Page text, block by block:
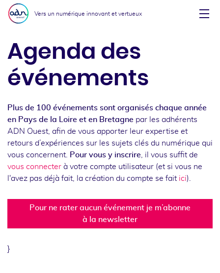
Aller au menu
Aller au contenu
Vers un numérique innovant et vertueux
Agenda des
événements
Plus de 100 événements sont organisés chaque année
en Pays de la Loire et en Bretagne par les adhérents
ADN Ouest, afin de vous apporter leur expertise et
retours d’expériences sur les sujets clés du numérique qui
vous concernent.
Pour vous y inscrire , il vous suffit de
vous connecter à votre compte utilisateur (et si vous ne
l'avez pas déjà fait, la création du compte se fait ici).
Pour ne rater aucun événement je m’abonne
à la newsletter
}